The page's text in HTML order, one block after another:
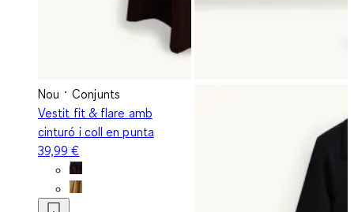
Nou
Conjunts
Vestit fit & flare amb
cinturó i coll en punta
39,99 €